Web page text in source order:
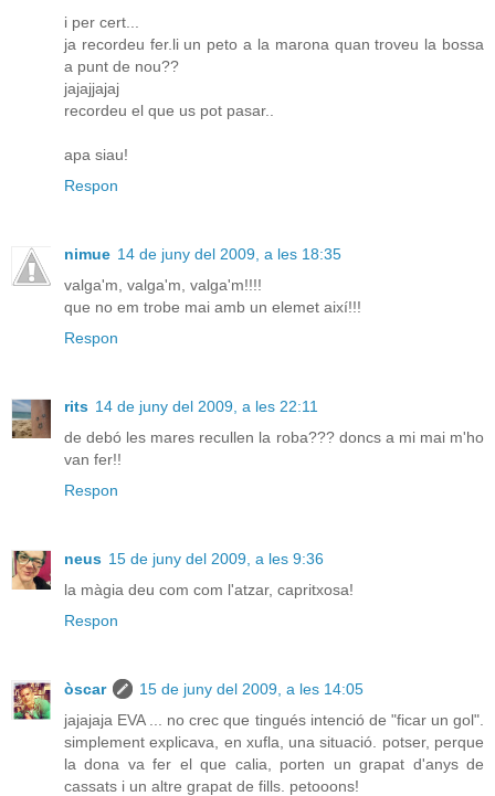
i per cert...
ja recordeu fer.li un peto a la marona quan troveu la bossa
a punt de nou??
jajajjajaj
recordeu el que us pot pasar..
apa siau!
Respon
nimue 14 de juny del 2009, a les 18:35
valga'm, valga'm, valga'm!!!!
que no em trobe mai amb un elemet així!!!
Respon
rits 14 de juny del 2009, a les 22:11
de debó les mares recullen la roba??? doncs a mi mai m'ho
van fer!!
Respon
neus 15 de juny del 2009, a les 9:36
la màgia deu com com l'atzar, capritxosa!
Respon
òscar
15 de juny del 2009, a les 14:05
jajajaja EVA ... no crec que tingués intenció de "ficar un gol".
simplement explicava, en xufla, una situació. potser, perque
la dona va fer el que calia, porten un grapat d'anys de
cassats i un altre grapat de fills. petooons!